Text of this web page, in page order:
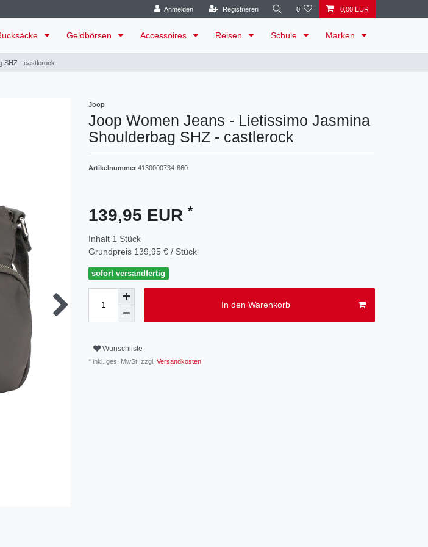
Anmelden Registrieren 0 0,00 EUR
Geldbörsen Accessoires Reisen Schule Marken
SHZ - castlerock
Joop
Joop Women Jeans - Lietissimo Jasmina
Shoulderbag SHZ - castlerock
Artikelnummer 4130000734-860
139,95 EUR *
Inhalt 1 Stück
Grundpreis 139,95 € / Stück
sofort versandfertig
In den Warenkorb
Wunschliste
* inkl. ges. MwSt. zzgl. Versandkosten